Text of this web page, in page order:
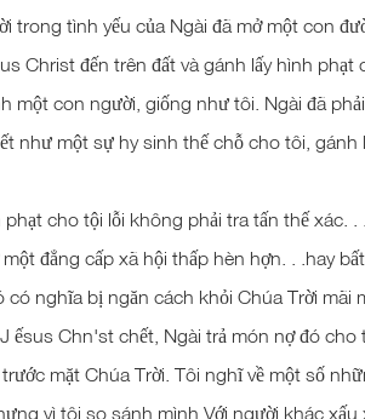
trong tình yếu của Ngài đã mở một con
Christ đến trên đất và gánh lấy hình
một con người, giống như tôi. Ngài đã
như một sự hy sinh thế chỗ cho tôi,
cho tội lỗi không phải tra tấn thế xác.
một đẳng cấp xã hội thấp hèn hợn. . .hay
có nghĩa bị ngăn cách khỏi Chúa Trời mãi
ếsus Chn'st chết, Ngài trả món nợ đó
mặt Chúa Trời. Tôi nghĩ về một số
vì tôi so sánh mình Với người khác